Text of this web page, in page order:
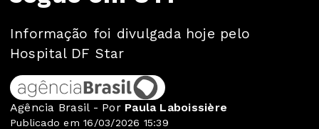
Informação foi divulgada hoje pelo
Hospital DF Star
Agência Brasil - Por Paula Laboissière
Publicado em 16/03/2026 15:39